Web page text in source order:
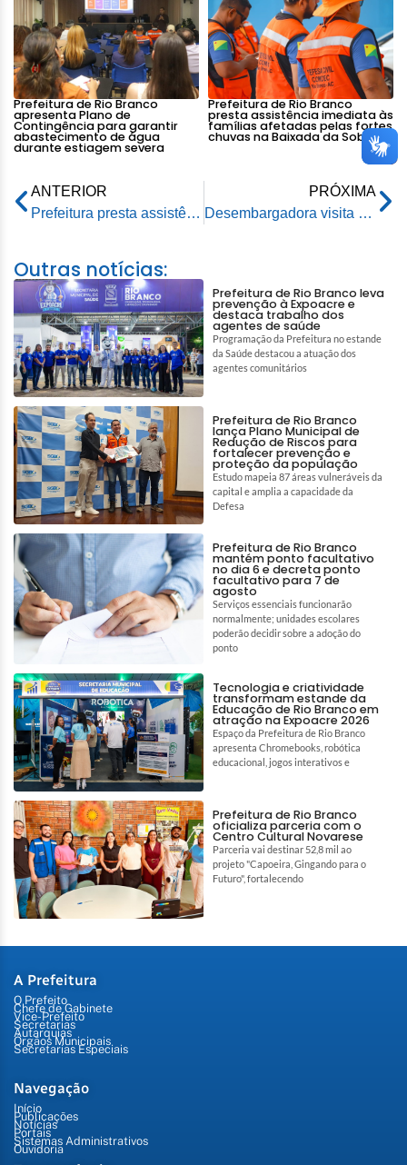
Prefeitura de Rio Branco
apresenta Plano de
Contingência para garantir
abastecimento de água
durante estiagem severa
Prefeitura de Rio Branco
presta assistência imediata às
famílias afetadas pelas fortes
chuvas na Baixada da Sobral
ANTERIOR
Prefeitura presta assistência humanizada às famílias com crianças autistas abrigadas na Escola Chico Mendes
PRÓXIMA
Desembargadora visita Parque de Exposições e elogia acolhimento da Prefeitura de Rio Branco
Outras notícias:
Prefeitura de Rio Branco leva
prevenção à Expoacre e
destaca trabalho dos
agentes de saúde
Programação da Prefeitura no estande
da Saúde destacou a atuação dos
agentes comunitários
Prefeitura de Rio Branco
lança Plano Municipal de
Redução de Riscos para
fortalecer prevenção e
proteção da população
Estudo mapeia 87 áreas vulneráveis da
capital e amplia a capacidade da
Defesa
Prefeitura de Rio Branco
mantém ponto facultativo
no dia 6 e decreta ponto
facultativo para 7 de
agosto
Serviços essenciais funcionarão
normalmente; unidades escolares
poderão decidir sobre a adoção do
ponto
Tecnologia e criatividade
transformam estande da
Educação de Rio Branco em
atração na Expoacre 2026
Espaço da Prefeitura de Rio Branco
apresenta Chromebooks, robótica
educacional, jogos interativos e
Prefeitura de Rio Branco
oficializa parceria com o
Centro Cultural Novarese
Parceria vai destinar 52,8 mil ao
projeto "Capoeira, Gingando para o
Futuro", fortalecendo
A Prefeitura
O Prefeito
Chefe de Gabinete
Vice-Prefeito
Secretarias
Autarquias
Órgãos Municipais
Secretarias Especiais
Navegação
Início
Publicações
Notícias
Portais
Sistemas Administrativos
Ouvidoria